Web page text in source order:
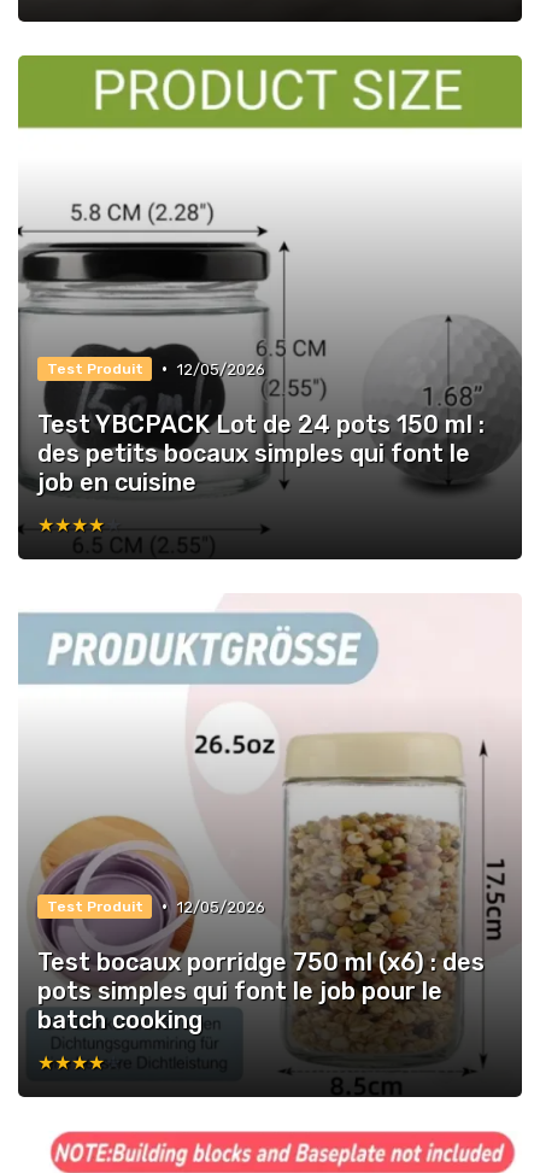
Test Produit • 12/05/2026
Test YBCPACK Lot de 24 pots 150 ml :
des petits bocaux simples qui font le
job en cuisine
★★★★★
★★★★★
Test Produit • 12/05/2026
Test bocaux porridge 750 ml (x6) : des
pots simples qui font le job pour le
batch cooking
★★★★★
★★★★★